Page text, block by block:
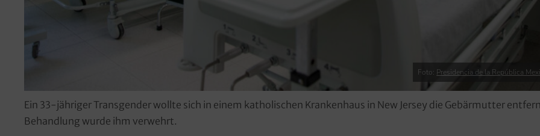
Foto: Presidencia de la República
Ein 33-jähriger Transgender wollte sich in einem katholischen Krankenhaus in New Jersey die Gebärmutter
Behandlung wurde ihm verwehrt.